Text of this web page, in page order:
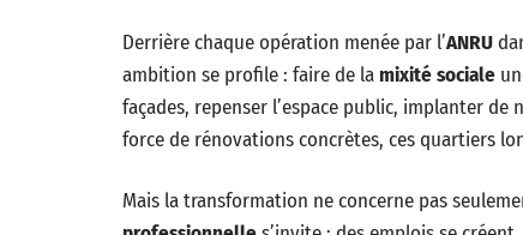
Derrière chaque opération menée par l’ANRU
ambition se profile : faire de lamixité sociale
façades, repenser l’espace public, implanter
force de rénovations concrètes, ces quartiers
Mais la transformation ne concerne pas